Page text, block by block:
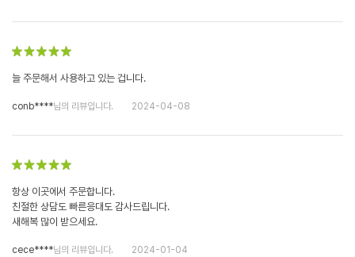
늘 주문해서 사용하고 있는 겁니다.
conb****님의 리뷰입니다. 2024-04-08
항상 이곳에서 주문합니다.
친절한 상담도 빠른응대도 감사드립니다.
새해복 많이 받으세요.
cece****님의 리뷰입니다. 2024-01-04